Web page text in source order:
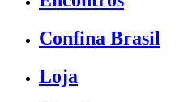
Confina Brasil
Loja